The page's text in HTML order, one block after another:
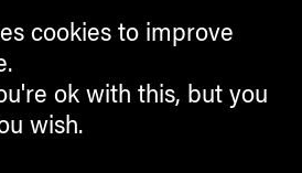
cookies to improve
ok with this, but you
wish.